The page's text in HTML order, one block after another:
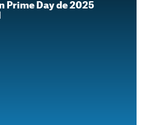
Prime Day de 2025